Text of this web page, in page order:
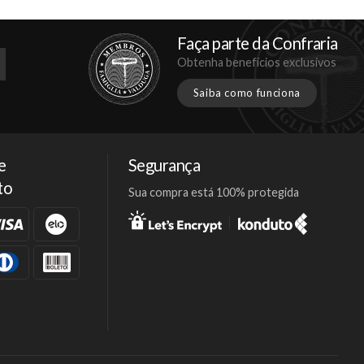
Faça parte da Confraria
Obtenha benefícios exclusivos
Saiba como funciona
Segurança
Sua compra está 100% protegida